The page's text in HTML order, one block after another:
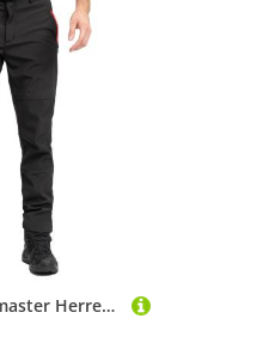
Höhenhorn Trekmaster Herren Wanderhose Softshellhose Outdoorhose Gefüttert Sn... XL Grau